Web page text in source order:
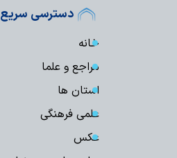
دسترسی سریع
خانه
مراجع و علما
استان ها
علمی فرهنگی
عکس